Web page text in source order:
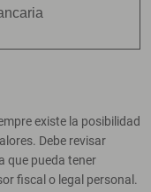
existe la posibilidad
Debe revisar
que pueda tener
fiscal o legal personal.